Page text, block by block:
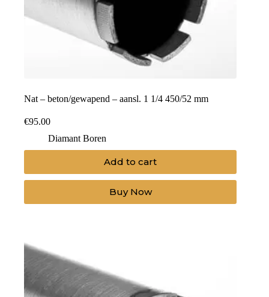
Nat – beton/gewapend – aansl. 1 1/4 450/52 mm
€95.00
Diamant Boren
Add to cart
Buy Now